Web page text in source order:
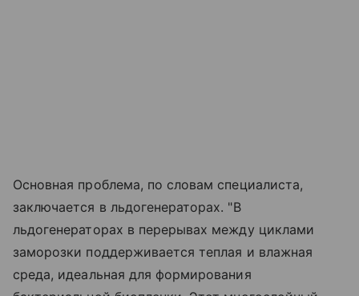
Основная проблема, по словам специалиста,
заключается в льдогенераторах. "В
льдогенераторах в перерывах между циклами
заморозки поддерживается теплая и влажная
среда, идеальная для формирования